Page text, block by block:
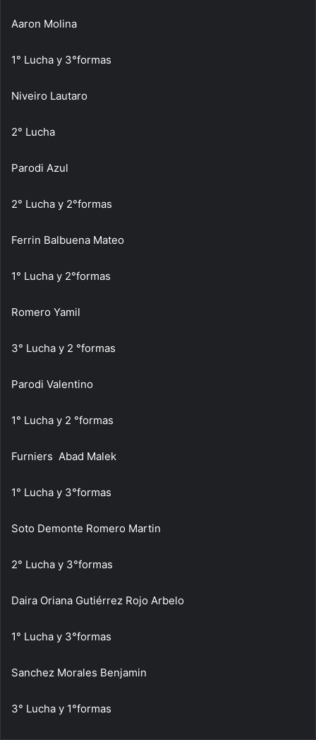
Aaron Molina
1° Lucha y 3°formas
Niveiro Lautaro
2° Lucha
Parodi Azul
2° Lucha y 2°formas
Ferrin Balbuena Mateo
1° Lucha y 2°formas
Romero Yamil
3° Lucha y 2 °formas
Parodi Valentino
1° Lucha y 2 °formas
Furniers Abad Malek
1° Lucha y 3°formas
Soto Demonte Romero Martin
2° Lucha y 3°formas
Daira Oriana Gutiérrez Rojo Arbelo
1° Lucha y 3°formas
Sanchez Morales Benjamin
3° Lucha y 1°formas